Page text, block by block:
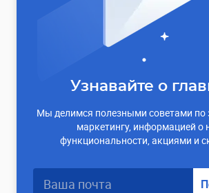
Узнавайте о
Мы делимся полезными советами по
маркетингу, информацией о
функциональности, акциями и